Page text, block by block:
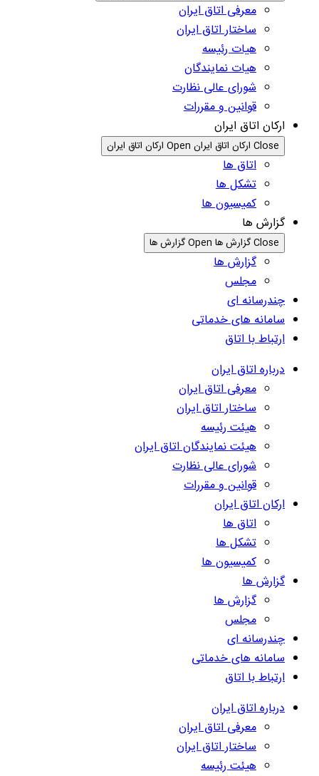
معرفی اتاق ایران
ساختار اتاق ایران
هیات رئیسه
هیات نمایندگان
شورای عالی نظارت
قوانین و مقررات
ارکان اتاق ایران
Close ارکان اتاق ایران Open ارکان اتاق ایران
اتاق ها
تشکل ها
کمیسیون ها
گزارش ها
Close گزارش ها Open گزارش ها
گزارش ها
مجلس
چندرسانه ای
سامانه های خدماتی
ارتباط با اتاق
درباره اتاق ایران
معرفی اتاق ایران
ساختار اتاق ایران
هیئت رئیسه
هیئت نمایندگان اتاق ایران
شورای عالی نظارت
قوانین و مقررات
ارکان اتاق ایران
اتاق ها
تشکل ها
کمیسیون ها
گزارش ها
گزارش ها
مجلس
چندرسانه ای
سامانه های خدماتی
ارتباط با اتاق
درباره اتاق ایران
معرفی اتاق ایران
ساختار اتاق ایران
هیئت رئیسه